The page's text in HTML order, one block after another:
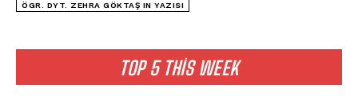
TOP 5 THIS WEEK
ÖGR. DYT. ZEHRA GÖKTAŞ IN YAZISI